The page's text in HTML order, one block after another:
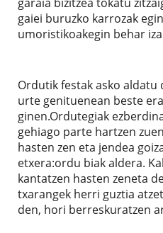
gaiei buruzko karrozak
umoristikoakegin behar
Ordutik festak asko aldatu
urte genituenean beste
ginen.Ordutegiak
gehiago parte hartzen
hasten zen eta jendea
etxera:ordu biak aldera.
kantatzen hasten zeneta
txarangek herri guztia
den, hori berreskuratzen